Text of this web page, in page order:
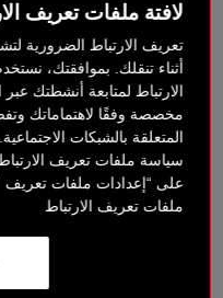
لافتة ملفات تعريف
تعريف الارتباط الضرورية
أثناء تنقلك. بموافقتك،
الارتباط لمتابعة أنشطتك عبر
مخصصة وفقًا لاهتماماتك
المتعلقة بالشبكات
سياسة ملفات تعريف
على “إعدادات ملفات
ملفات تعريف الارتباط
SABLE
Deep to very deep
‎ ⃁ 246 ‎
‎ ⃁ 184.50 ‎
خيارات